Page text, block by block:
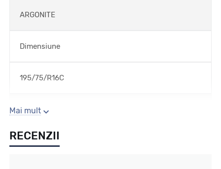
ARGONITE
Dimensiune
195/75/R16C
Sezon
Vara
Mai mult
RECENZII